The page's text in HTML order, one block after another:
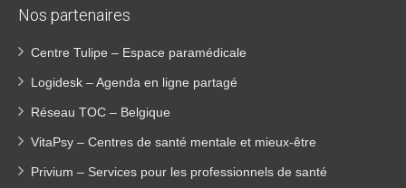
Nos partenaires
Centre Tulipe – Espace paramédicale
Logidesk – Agenda en ligne partagé
Réseau TOC – Belgique
VitaPsy – Centres de santé mentale et mieux-être
Privium – Services pour les professionnels de santé